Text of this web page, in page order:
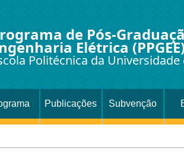
de Pós-
Elétrica
Politécnica da Universidade
Publicações Subvenção